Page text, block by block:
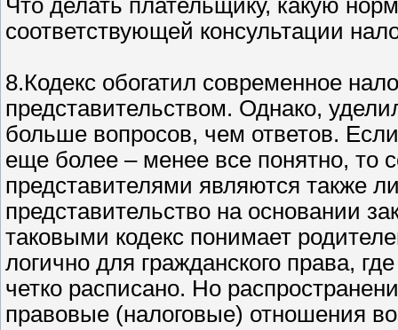
Что делать плательщику, какую
соответствующей консультации
8.Кодекс обогатил современное
представительством. Однако,
больше вопросов, чем ответов.
еще более – менее все понятно, то
представителями являются также
представительство на основании
таковыми кодекс понимает
логично для гражданского права,
четко расписано. Но
правовые (налоговые) отношения